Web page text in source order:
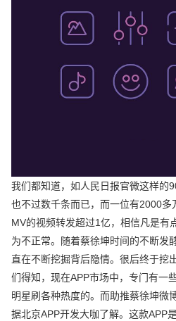
我们都知道，如人民日报官微这样的
也不过数千条而已，而一位有2000
MV的视频转发超过1亿，相信凡是有
为不正常。随着蔡徐坤时间的不断发
直在不断挖掘背后隐情。很后终于挖
们得知，现在APP市场中，专门有一
明星刷各种热度的。而助推蔡徐坤微
据北京APP开发大咖了解。这款APP